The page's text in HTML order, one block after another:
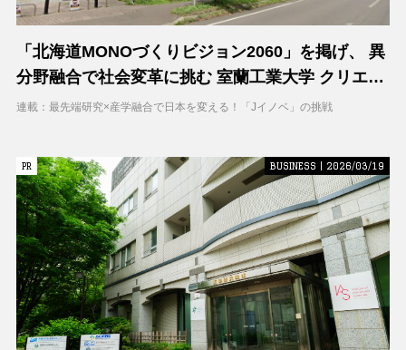
「北海道MONOづくりビジョン2060」を掲げ、 異
分野融合で社会変革に挑む 室蘭工業大学 クリエイ
ティブコラボレーションセンター（CCC）
連載：最先端研究×産学融合で日本を変える！「Jイノベ」の挑戦
PR
PR BUSINESS | 2026/03/19